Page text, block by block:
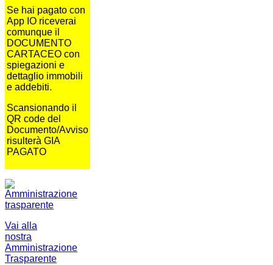
Se hai pagato con
App IO riceverai
comunque il
DOCUMENTO
CARTACEO con
spiegazioni e
dettaglio immobili
e addebiti.
Scansionando il
QR code del
Documento/Avviso
risulterà GIA
PAGATO
Vai alla
nostra
Amministrazione
Trasparente